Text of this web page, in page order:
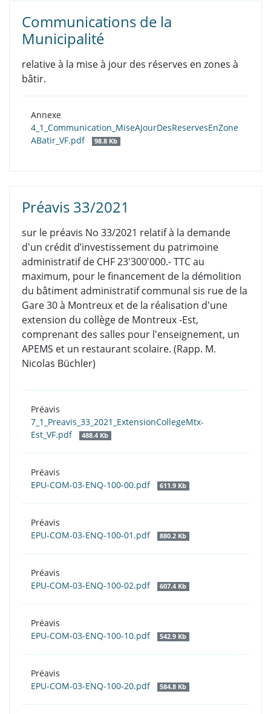
Communications de la
Municipalité
relative à la mise à jour des réserves en zones à
bâtir.
Annexe
4_1_Communication_MiseAJourDesReservesEnZone
ABatir_VF.pdf
98.8 Kb
Préavis 33/2021
sur le préavis No 33/2021 relatif à la demande
d'un crédit d’investissement du patrimoine
administratif de CHF 23'300'000.- TTC au
maximum, pour le financement de la démolition
du bâtiment administratif communal sis rue de la
Gare 30 à Montreux et de la réalisation d'une
extension du collège de Montreux -Est,
comprenant des salles pour l'enseignement, un
APEMS et un restaurant scolaire. (Rapp. M.
Nicolas Büchler)
Préavis
7_1_Preavis_33_2021_ExtensionCollegeMtx-
Est_VF.pdf
488.4 Kb
Préavis
EPU-COM-03-ENQ-100-00.pdf
611.9 Kb
Préavis
EPU-COM-03-ENQ-100-01.pdf
880.2 Kb
Préavis
EPU-COM-03-ENQ-100-02.pdf
607.4 Kb
Préavis
EPU-COM-03-ENQ-100-10.pdf
542.9 Kb
Préavis
EPU-COM-03-ENQ-100-20.pdf
584.8 Kb